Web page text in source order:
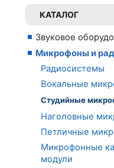
КАТАЛОГ
Звуковое
Микрофоны и
Радиосистемы
Вокальные
Студийные
Наголовные
Петличные
Микрофонные
модули